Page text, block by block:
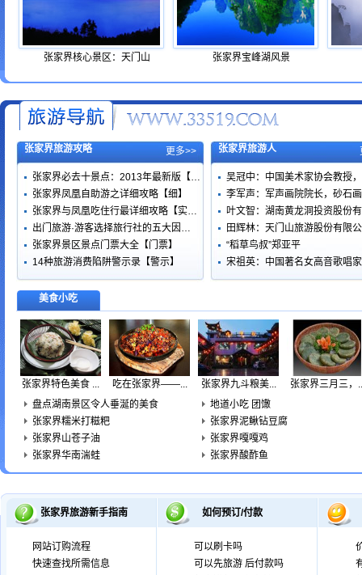
张家界核心景区：天门山 张家界宝峰湖风景
更多>>
张家界旅游攻略
张家界必去十景点：2013年最新版【…
张家界凤凰自助游之详细攻略【细】
张家界与凤凰吃住行最详细攻略【实…
出门旅游·游客选择旅行社的五大因…
张家界景区景点门票大全【门票】
14种旅游消费陷阱警示录【警示】
张家界旅游人
吴冠中：中国美术家协会教授
李军声：军声画院院长，砂石
叶文智：湖南黄龙洞投资股份
田辉林：天门山旅游股份有限
“稻草鸟叔”郑亚平
宋祖英：中国著名女高音歌唱
美食小吃
张家界特色美食 ... 吃在张家界——... 张家界九斗粮美...
张家界三月三，
盘点湖南景区令人垂涎的美食
地道小吃 团馓
张家界糯米打糍粑
张家界泥鳅钻豆腐
张家界山苍子油
张家界嘎嘎鸡
张家界华南湍蛙
张家界酸酢鱼
张家界旅游新手指南
网站订购流程
快速查找所需信息
如何预订/付款
可以刷卡吗
可以先旅游 后付款吗